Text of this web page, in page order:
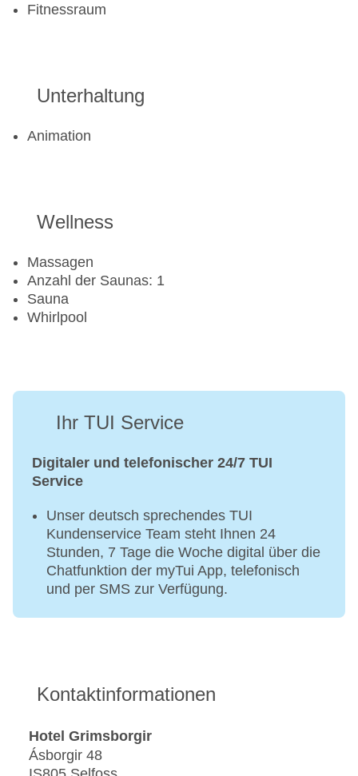
Fitnessraum
Unterhaltung
Animation
Wellness
Massagen
Anzahl der Saunas: 1
Sauna
Whirlpool
Ihr TUI Service
Digitaler und telefonischer 24/7 TUI
Service
Unser deutsch sprechendes TUI
Kundenservice Team steht Ihnen 24
Stunden, 7 Tage die Woche digital über die
Chatfunktion der myTui App, telefonisch
und per SMS zur Verfügung.
Kontaktinformationen
Hotel Grimsborgir
Ásborgir 48